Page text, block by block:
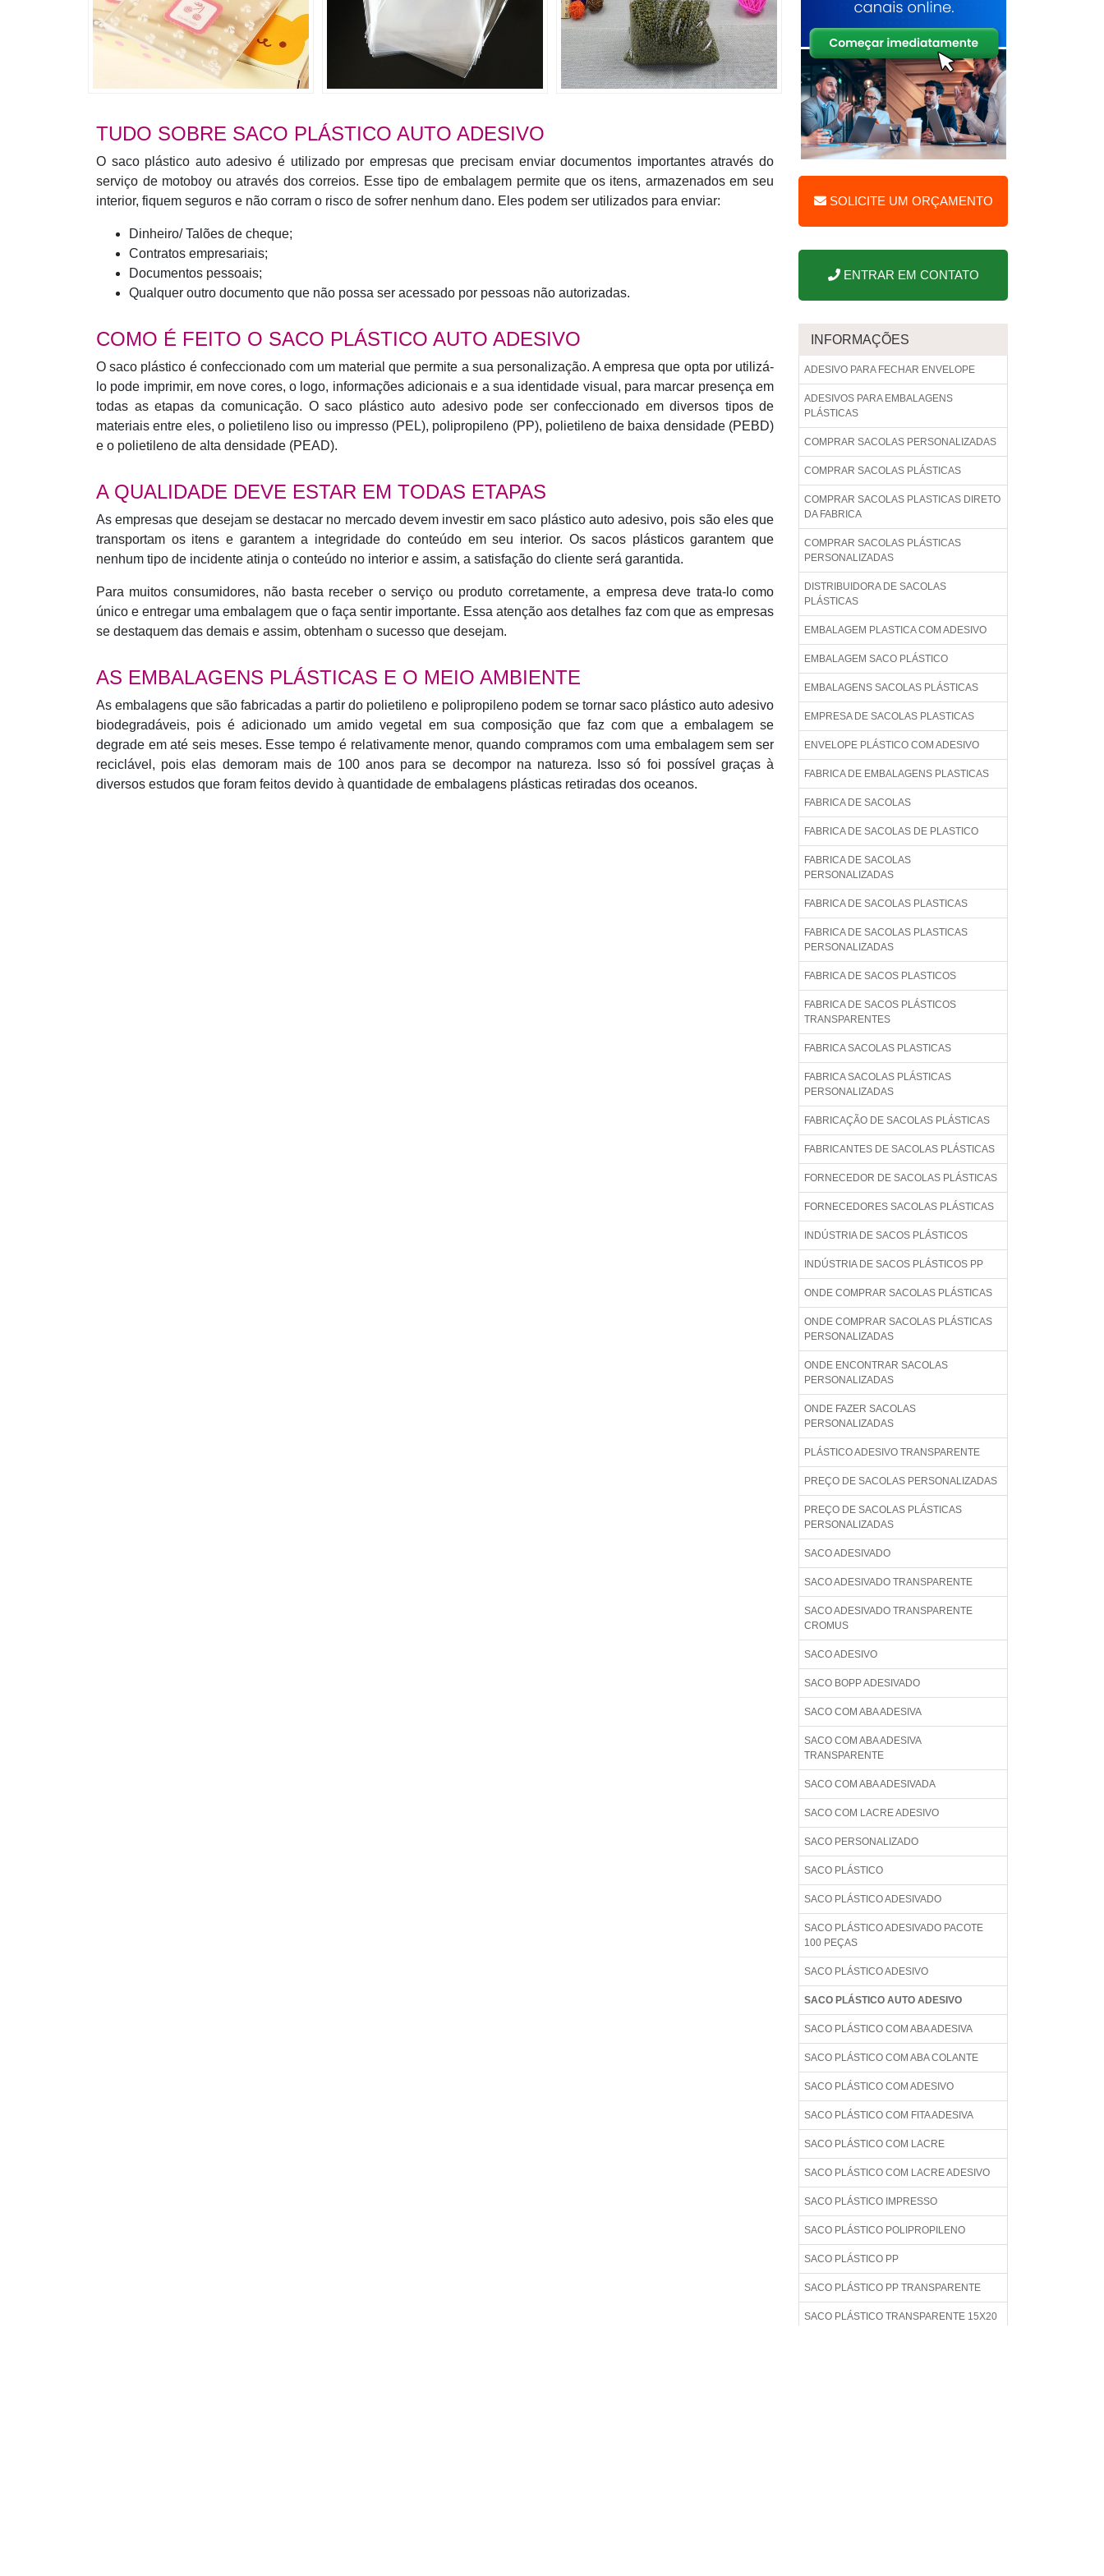
TUDO SOBRE SACO PLÁSTICO AUTO ADESIVO
O saco plástico auto adesivo é utilizado por empresas que precisam enviar documentos importantes através do
serviço de motoboy ou através dos correios. Esse tipo de embalagem permite que os itens, armazenados em seu
interior, fiquem seguros e não corram o risco de sofrer nenhum dano. Eles podem ser utilizados para enviar:
Dinheiro/ Talões de cheque;
Contratos empresariais;
Documentos pessoais;
Qualquer outro documento que não possa ser acessado por pessoas não autorizadas.
COMO É FEITO O SACO PLÁSTICO AUTO ADESIVO
O saco plástico é confeccionado com um material que permite a sua personalização. A empresa que opta por utilizá-
lo pode imprimir, em nove cores, o logo, informações adicionais e a sua identidade visual, para marcar presença em
todas as etapas da comunicação. O saco plástico auto adesivo pode ser confeccionado em diversos tipos de
materiais entre eles, o polietileno liso ou impresso (PEL), polipropileno (PP), polietileno de baixa densidade (PEBD)
e o polietileno de alta densidade (PEAD).
A QUALIDADE DEVE ESTAR EM TODAS ETAPAS
As empresas que desejam se destacar no mercado devem investir em saco plástico auto adesivo, pois são eles que
transportam os itens e garantem a integridade do conteúdo em seu interior. Os sacos plásticos garantem que
nenhum tipo de incidente atinja o conteúdo no interior e assim, a satisfação do cliente será garantida.
Para muitos consumidores, não basta receber o serviço ou produto corretamente, a empresa deve trata-lo como
único e entregar uma embalagem que o faça sentir importante. Essa atenção aos detalhes faz com que as empresas
se destaquem das demais e assim, obtenham o sucesso que desejam.
AS EMBALAGENS PLÁSTICAS E O MEIO AMBIENTE
As embalagens que são fabricadas a partir do polietileno e polipropileno podem se tornar saco plástico auto adesivo
biodegradáveis, pois é adicionado um amido vegetal em sua composição que faz com que a embalagem se
degrade em até seis meses. Esse tempo é relativamente menor, quando compramos com uma embalagem sem ser
reciclável, pois elas demoram mais de 100 anos para se decompor na natureza. Isso só foi possível graças à
diversos estudos que foram feitos devido à quantidade de embalagens plásticas retiradas dos oceanos.
SOLICITE UM ORÇAMENTO
ENTRAR EM CONTATO
INFORMAÇÕES
ADESIVO PARA FECHAR ENVELOPE
ADESIVOS PARA EMBALAGENS
PLÁSTICAS
COMPRAR SACOLAS PERSONALIZADAS
COMPRAR SACOLAS PLÁSTICAS
COMPRAR SACOLAS PLASTICAS DIRETO
DA FABRICA
COMPRAR SACOLAS PLÁSTICAS
PERSONALIZADAS
DISTRIBUIDORA DE SACOLAS
PLÁSTICAS
EMBALAGEM PLASTICA COM ADESIVO
EMBALAGEM SACO PLÁSTICO
EMBALAGENS SACOLAS PLÁSTICAS
EMPRESA DE SACOLAS PLASTICAS
ENVELOPE PLÁSTICO COM ADESIVO
FABRICA DE EMBALAGENS PLASTICAS
FABRICA DE SACOLAS
FABRICA DE SACOLAS DE PLASTICO
FABRICA DE SACOLAS
PERSONALIZADAS
FABRICA DE SACOLAS PLASTICAS
FABRICA DE SACOLAS PLASTICAS
PERSONALIZADAS
FABRICA DE SACOS PLASTICOS
FABRICA DE SACOS PLÁSTICOS
TRANSPARENTES
FABRICA SACOLAS PLASTICAS
FABRICA SACOLAS PLÁSTICAS
PERSONALIZADAS
FABRICAÇÃO DE SACOLAS PLÁSTICAS
FABRICANTES DE SACOLAS PLÁSTICAS
FORNECEDOR DE SACOLAS PLÁSTICAS
FORNECEDORES SACOLAS PLÁSTICAS
INDÚSTRIA DE SACOS PLÁSTICOS
INDÚSTRIA DE SACOS PLÁSTICOS PP
ONDE COMPRAR SACOLAS PLÁSTICAS
ONDE COMPRAR SACOLAS PLÁSTICAS
PERSONALIZADAS
ONDE ENCONTRAR SACOLAS
PERSONALIZADAS
ONDE FAZER SACOLAS
PERSONALIZADAS
PLÁSTICO ADESIVO TRANSPARENTE
PREÇO DE SACOLAS PERSONALIZADAS
PREÇO DE SACOLAS PLÁSTICAS
PERSONALIZADAS
SACO ADESIVADO
SACO ADESIVADO TRANSPARENTE
SACO ADESIVADO TRANSPARENTE
CROMUS
SACO ADESIVO
SACO BOPP ADESIVADO
SACO COM ABA ADESIVA
SACO COM ABA ADESIVA
TRANSPARENTE
SACO COM ABA ADESIVADA
SACO COM LACRE ADESIVO
SACO PERSONALIZADO
SACO PLÁSTICO
SACO PLÁSTICO ADESIVADO
SACO PLÁSTICO ADESIVADO PACOTE
100 PEÇAS
SACO PLÁSTICO ADESIVO
SACO PLÁSTICO AUTO ADESIVO
SACO PLÁSTICO COM ABA ADESIVA
SACO PLÁSTICO COM ABA COLANTE
SACO PLÁSTICO COM ADESIVO
SACO PLÁSTICO COM FITA ADESIVA
SACO PLÁSTICO COM LACRE
SACO PLÁSTICO COM LACRE ADESIVO
SACO PLÁSTICO IMPRESSO
SACO PLÁSTICO POLIPROPILENO
SACO PLÁSTICO PP
SACO PLÁSTICO PP TRANSPARENTE
SACO PLÁSTICO TRANSPARENTE 15X20